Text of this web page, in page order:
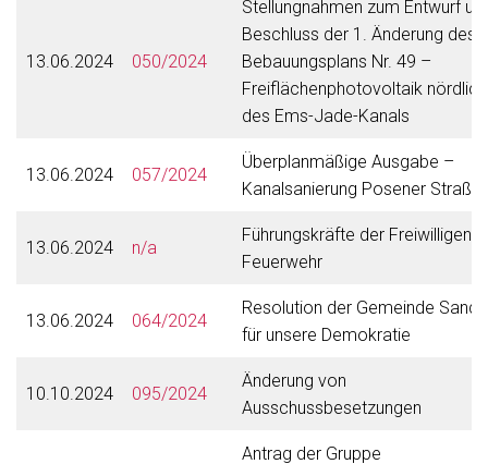
13.06.2024 050/2024
Stellungnahmen zum Entwurf
Beschluss der 1. Änderung des
Bebauungsplans Nr. 49 –
Freiflächenphotovoltaik nördlich
des Ems-Jade-Kanals
13.06.2024 057/2024
Überplanmäßige Ausgabe –
Kanalsanierung Posener Straße
13.06.2024 n/a
Führungskräfte der Freiwilligen
Feuerwehr
13.06.2024 064/2024
Resolution der Gemeinde Sande
für unsere Demokratie
10.10.2024 095/2024
Änderung von
Ausschussbesetzungen
Antrag der Gruppe